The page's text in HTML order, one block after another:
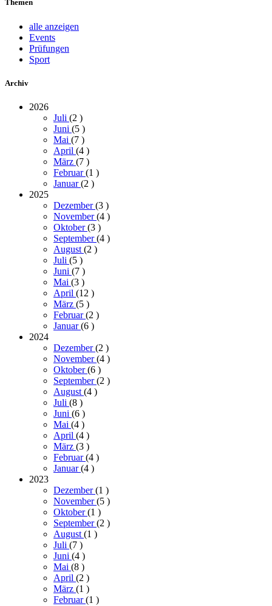
Themen
alle anzeigen
Events
Prüfungen
Sport
Archiv
2026
Juli (2 )
Juni (5 )
Mai (7 )
April (4 )
März (7 )
Februar(1 )
Januar(2 )
2025
Dezember(3 )
November(4 )
Oktober(3 )
September(4 )
August (2 )
Juli (5 )
Juni (7 )
Mai (3 )
April (12 )
März (5 )
Februar(2 )
Januar(6 )
2024
Dezember(2 )
November(4 )
Oktober(6 )
September(2 )
August (4 )
Juli (8 )
Juni (6 )
Mai (4 )
April (4 )
März (3 )
Februar(4 )
Januar(4 )
2023
Dezember(1 )
November(5 )
Oktober(1 )
September(2 )
August (1 )
Juli (7 )
Juni (4 )
Mai (8 )
April (2 )
März (1 )
Februar(1 )